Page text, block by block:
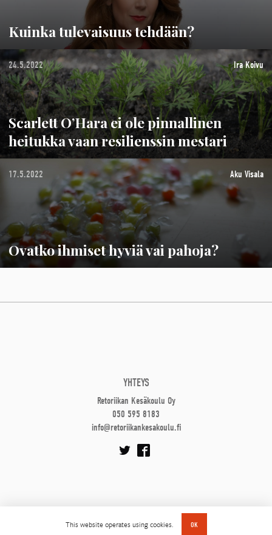
This website operates using cookies. OK
Kuinka tulevaisuus tehdään?
24.5.2022 Ira Koivu
Scarlett O’Hara ei ole pinnallinen
heitukka vaan resilienssin mestari
17.5.2022 Aku Visala
Ovatko ihmiset hyviä vai pahoja?
YHTEYS
Retoriikan Kesäkoulu Oy
050 595 8183
info@retoriikankesakoulu.fi